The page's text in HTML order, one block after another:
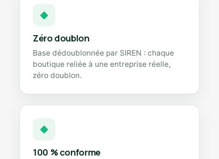
◆
Zéro doublon
Base dédoublonnée par SIREN : chaque
boutique reliée à une entreprise réelle,
zéro doublon.
◆
100 % conforme